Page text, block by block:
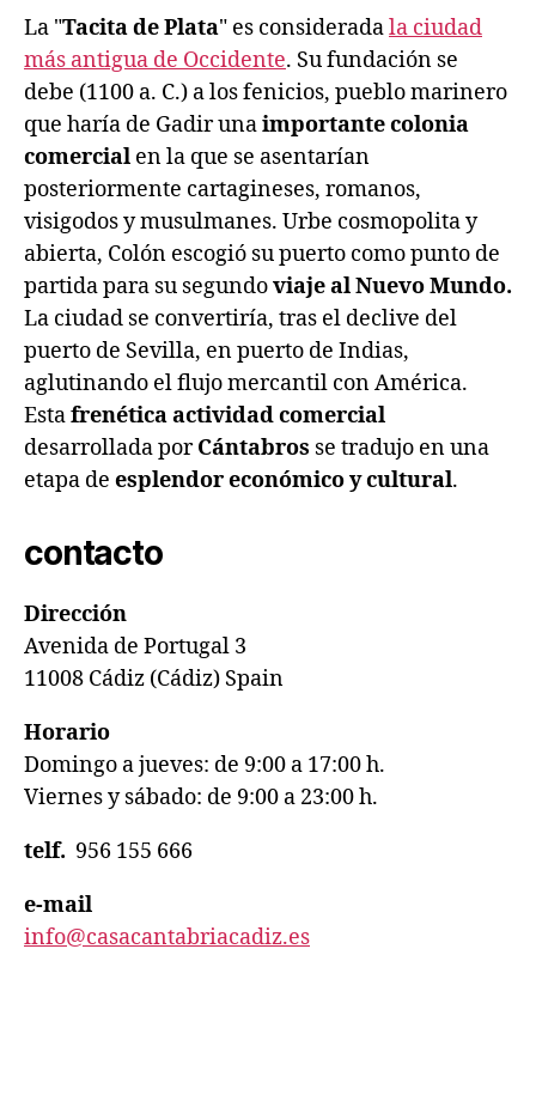
La "Tacita de Plata" es consideradala ciudad
más antigua de Occidente. Su fundación se
debe (1100 a. C.) a los fenicios, pueblo marinero
que haría de Gadir unaimportante colonia
comercial en la que se asentarían
posteriormente cartagineses, romanos,
visigodos y musulmanes. Urbe cosmopolita y
abierta, Colón escogió su puerto como punto de
partida para su segundoviaje al Nuevo Mundo.
La ciudad se convertiría, tras el declive del
puerto de Sevilla, en puerto de Indias,
aglutinando el flujo mercantil con América.
Estafrenética actividad comercial
desarrollada porCántabros se tradujo en una
etapa de esplendor económico y cultural.
contacto
Dirección
Avenida de Portugal 3
11008 Cádiz (Cádiz) Spain
Horario
Domingo a jueves: de 9:00 a 17:00 h.
Viernes y sábado: de 9:00 a 23:00 h.
telf. 956 155 666
e-mail
info@casacantabriacadiz.es